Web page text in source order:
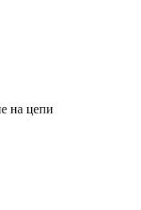
на цепи